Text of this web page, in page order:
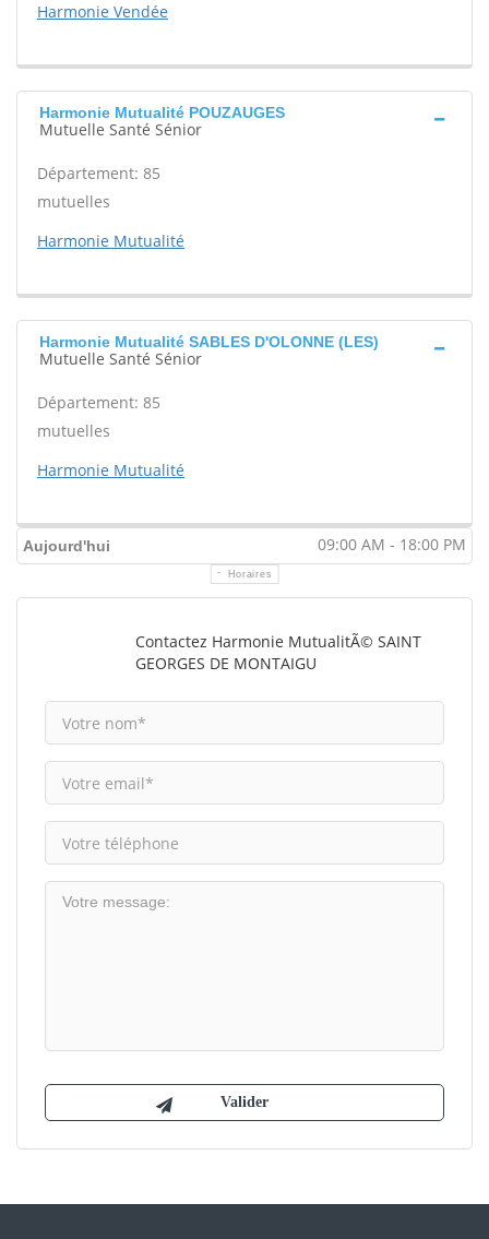
Harmonie Vendée
Harmonie Mutualité POUZAUGES
Mutuelle Santé Sénior
Département: 85
mutuelles
Harmonie Mutualité
Harmonie Mutualité SABLES D'OLONNE (LES)
Mutuelle Santé Sénior
Département: 85
mutuelles
Harmonie Mutualité
Aujourd'hui 09:00 AM - 18:00 PM
Horaires
Contactez Harmonie MutualitÃ© SAINT
GEORGES DE MONTAIGU